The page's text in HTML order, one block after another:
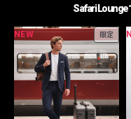
Safari Lounge
NEW 限定